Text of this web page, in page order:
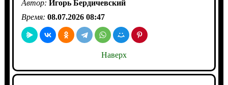
Автор: Игорь Бердичевский
Время: 08.07.2026 08:47
Наверх